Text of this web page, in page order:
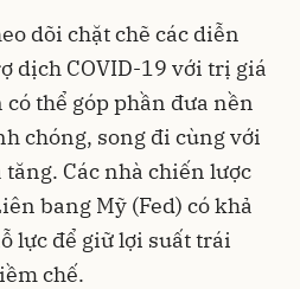
dõi chặt chẽ các diễn
dịch COVID-19 với trị giá
thể góp phần đưa nền
chóng, song đi cùng với
Các nhà chiến lược
bang Mỹ (Fed) có khả
lực để giữ lợi suất trái
chế.